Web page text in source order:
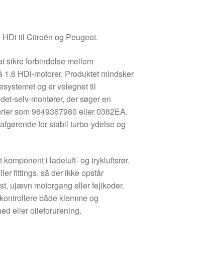
til Citroën og Peugeot.
sikre forbindelse mellem
HDi-motorer. Produktet mindsker
og er velegnet til
selv-montører, der søger en
som 9649367980 eller 0382EA.
for stabil turbo-ydelse og
i ladeluft- og trykluftsrør.
fittings, så der ikke opstår
ujævn motorgang eller fejlkoder.
både klemme og
eller olieforurening.